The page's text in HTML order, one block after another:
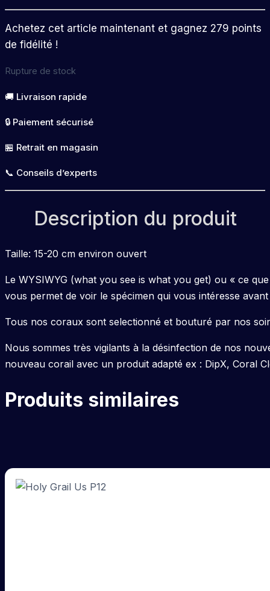
Achetez cet article maintenant et gagnez 279 points
de fidélité !
Rupture de stock
🚚 Livraison rapide
🔒 Paiement sécurisé
🏪 Retrait en magasin
📞 Conseils d’experts
Description du produit
Taille: 15-20 cm environ ouvert
Le WYSIWYG (what you see is what you get) ou « ce
vous permet de voir le spécimen qui vous intéresse
Tous nos coraux sont selectionné et bouturé par nos
Nous sommes très vigilants à la désinfection de nos
nouveau corail avec un produit adapté ex : DipX, Coral
Produits similaires